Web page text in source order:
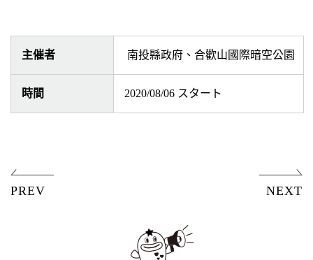
主催者 南投縣政府、合歡山國際暗空公園
時間 2020/08/06 スタート